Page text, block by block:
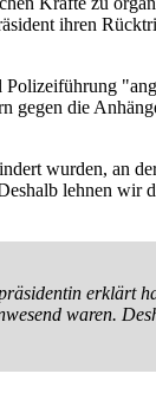
ihren
gegen die
wurden, an
lehnen wir
erklärt
waren.